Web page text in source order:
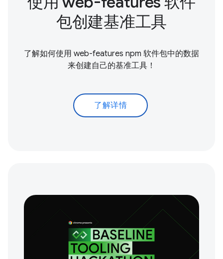
包创建基准工具
了解如何使用 web-features npm 软件包中的数据
来创建自己的基准工具！
了解详情